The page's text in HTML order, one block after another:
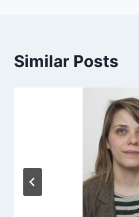
Similar Posts